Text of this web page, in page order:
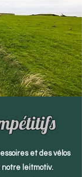
et des vélos
notre leitmotiv.